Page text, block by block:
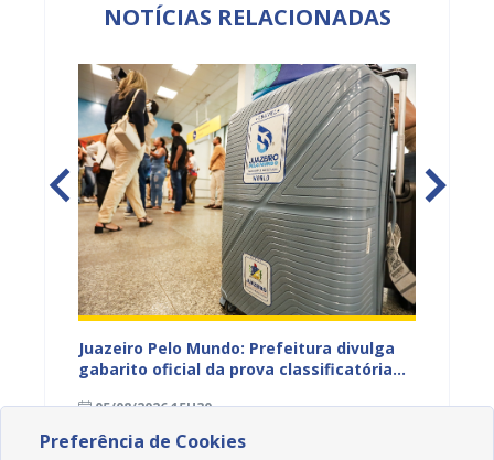
NOTÍCIAS RELACIONADAS
Juazeiro Pelo Mundo: Prefeitura divulga
gabarito oficial da prova classificatória
05/08/2026 15H30 03/
Preferência de Cookies